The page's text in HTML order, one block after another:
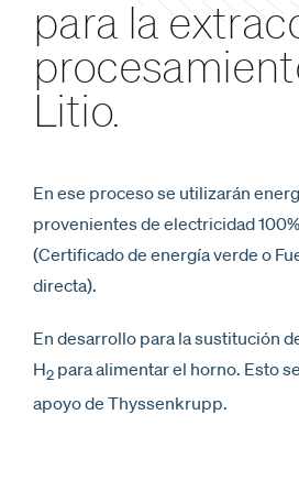
para la
Litio.
En ese proceso se utilizarán
provenientes de electricidad
(Certificado de energía verde o
directa).
En desarrollo para la sustitución
H2para alimentar el horno. Esto
apoyo de Thyssenkrupp.